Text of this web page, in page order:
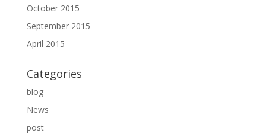
October 2015
September 2015
April 2015
Categories
blog
News
post